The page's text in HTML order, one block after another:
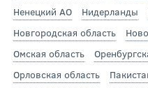
Ненецкий АО
Нидерланды
Новгородская область
Омская область
Орловская область